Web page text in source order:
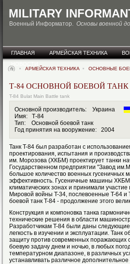
MILITARY
Военный Информатор. Основы военной
ГЛАВНАЯ АРМЕЙСКАЯ ТЕХНИКА
АРМЕЙСКАЯ ТЕХНИКА ОСНОВНЫЕ
Т-84 ОСНОВНОЙ БОЕВОЙ ТАНК
T-84 Bulat Main Battle tank
Основной производитель: Украина
Имя: Т-84
Тип: Основной боевой танк
Год принятия на вооружение: 2004
Танк T-84 был разработан с
проектирования, испытания и
им. Морозова (ХКБМ) проектирует танки
Государственном предприятии "Завод
большое количество военных гусеничных
эффективность. Гусеничные машины ХКБМ
климатических зонах и принимали
Мировой войны T-34, послевоенные T-64
боевой танк T-84 - продолжение этого
Конструкция и компоновка танка
технические решения в области
Разработчикам T-84 были даны
легкость в изучении и эксплуатации.
защиту против современных поражающих
боевую задачу днем и ночью, в любых
температурном диапазоне, в различных
устанавливать различное